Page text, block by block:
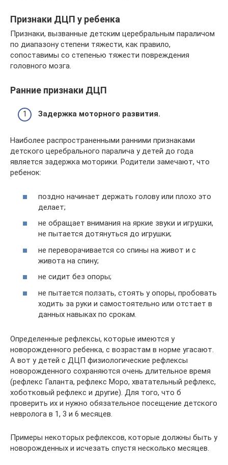
Признаки ДЦП у ребенка
Признаки, вызванные детским церебральным параличом
по диапазону степени тяжести, как правило,
сопоставимы со степенью тяжести повреждения
головного мозга.
Ранние признаки ДЦП
Задержка моторного развития.
Наиболее распространенными ранними признаками
детского церебрального паралича у детей до года
является задержка моторики. Родители замечают, что
ребенок:
поздно начинает держать голову или плохо это
делает;
не обращает внимания на яркие звуки и игрушки,
не пытается дотянуться до игрушки;
не переворачивается со спины на живот и с
живота на спину;
не сидит без опоры;
не пытается ползать, стоять у опоры, пробовать
ходить за руки и самостоятельно или отстает в
данных навыках по срокам.
Определенные рефлексы, которые имеются у
новорожденного ребенка, с возрастам в норме угасают.
А вот у детей с ДЦП физиологические рефлексы
новорожденного сохраняются очень длительное время
(рефлекс Галанта, рефлекс Моро, хватательный рефлекс,
хоботковый рефлекс и другие). Для того, что б
проверить их и нужно обязательное посещение детского
невролога в 1, 3 и 6 месяцев.
Примеры некоторых рефлексов, которые должны быть у
новорожденных и исчезать спустя несколько месяцев.